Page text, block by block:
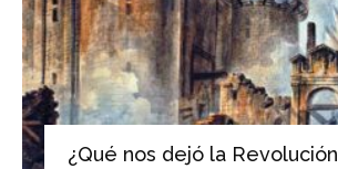
¿Qué nos dejó la Revolución